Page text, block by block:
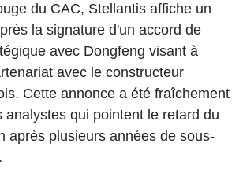
du CAC, Stellantis affiche un
la signature d'un accord de
avec Dongfeng visant à
avec le constructeur
Cette annonce a été fraîchement
analystes qui pointent le retard du
après plusieurs années de sous-